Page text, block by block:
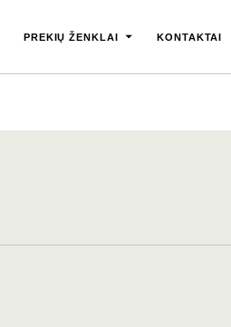
PREKIŲ ŽENKLAI KONTAKTAI